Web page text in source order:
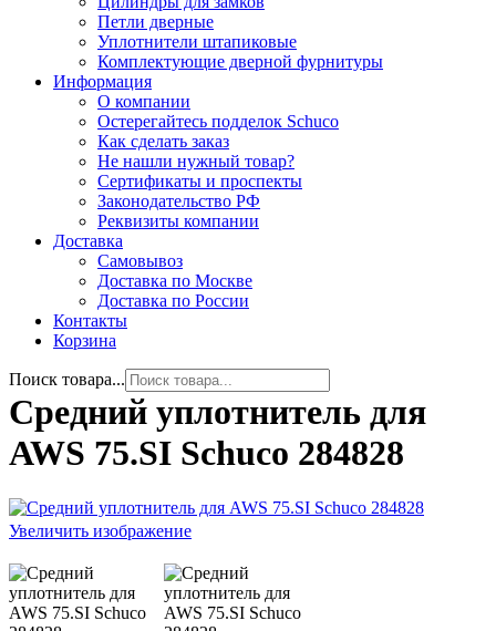
Петли дверные
Уплотнители штапиковые
Комплектующие дверной фурнитуры
Информация
О компании
Остерегайтесь подделок Schuco
Как сделать заказ
Не нашли нужный товар?
Сертификаты и проспекты
Законодательство РФ
Реквизиты компании
Доставка
Самовывоз
Доставка по Москве
Доставка по России
Контакты
Корзина
Поиск товара...
Средний уплотнитель для
AWS 75.SI Schuco 284828
Увеличить изображение